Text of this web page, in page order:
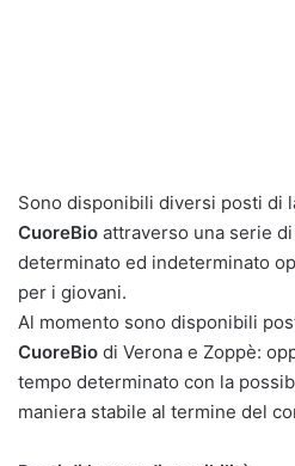
Sono disponibili diversi posti di
CuoreBio attraverso una serie
determinato ed indeterminato
per i giovani.
Al momento sono disponibili
CuoreBio di Verona e Zoppè:
tempo determinato con la
maniera stabile al termine del